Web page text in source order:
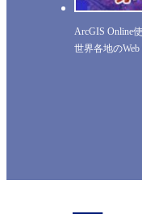
ArcGIS Online
世界各地の